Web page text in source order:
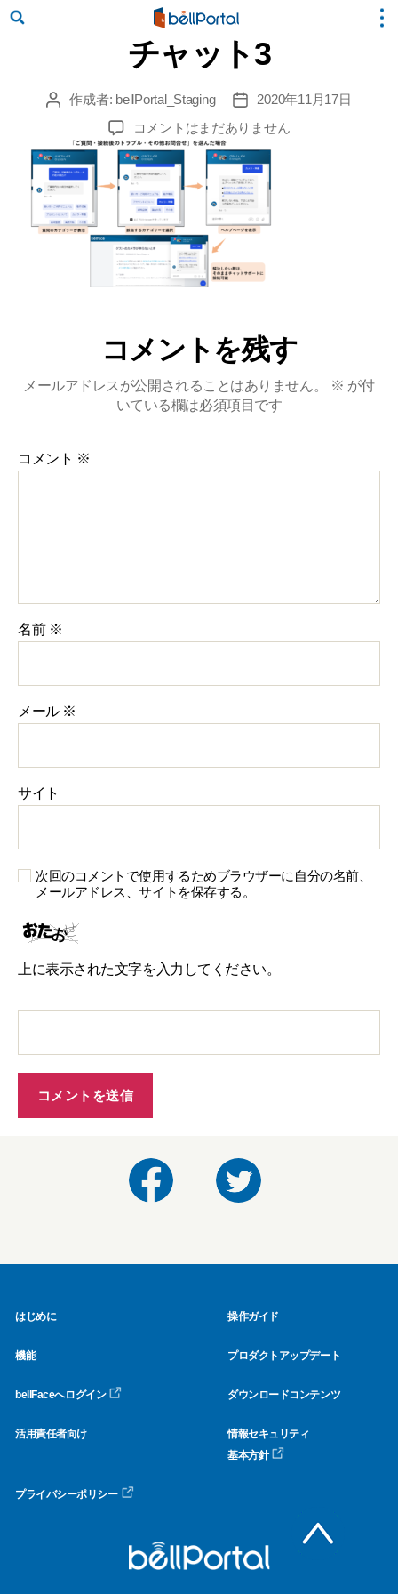
チャット3
投
作成者: bellPortal_Staging
投
稿
日
2020年11月17日
チ
ャ
ッ
ト
3
へ
の
コメントはまだありません
コメントを残す
メールアドレスが公開されることはありません。 ※ が付
いている欄は必須項目です
コメント ※
名前 ※
メール ※
サイト
次回のコメントで使用するためブラウザーに自分の名前、
メールアドレス、サイトを保存する。
上に表示された文字を入力してください。
はじめに 操作ガイド
機能 プロダクトアップデート
bellFaceへログイン ダウンロードコンテンツ
活用責任者向け
情報セキュリティ
基本方針
プライバシーポリシー